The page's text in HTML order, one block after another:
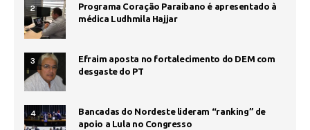
2
Programa Coração Paraibano é apresentado à
médica Ludhmila Hajjar
3
Efraim aposta no fortalecimento do DEM com
desgaste do PT
4
Bancadas do Nordeste lideram “ranking” de
apoio a Lula no Congresso